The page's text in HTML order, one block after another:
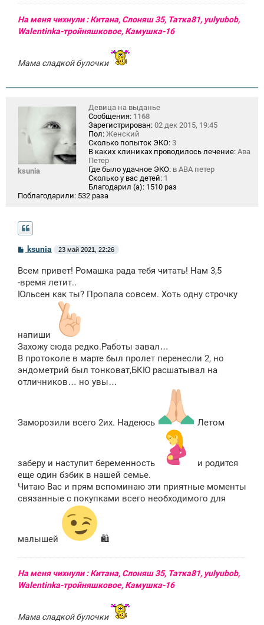
На меня чихнули : Китана, Слоняш 35, Татка81, yulyubob,
Walentinka-тройняшковое, Камушка-16
Мама сладкой булочки
ksunia
Девица на выданье
Сообщения: 1168
Зарегистрирован: 02 дек 2015, 19:45
Пол: Женский
Сколько попыток ЭКО: 3
В каких клиниках проводилось лечение: Ава
Петер
Где было удачное ЭКО: в АВА петер
Сколько у вас детей: 1
Благодарил (а): 1510 раз
Поблагодарили: 532 раза
С
о
б
щ
е
н
ksunia 23 май 2021, 22:26
Всем привет! Ромашка рада тебя читать! Нам 3,5
-время летит..
Юльсен как ты? Пропала совсем. Хоть одну строчку
напиши
Захожу сюда редко.Работы завал…
В протоколе в марте был пролет перенесли 2, но
эндометрий был тонковат,БКЮ расшатывал на
отличников… но увы…
Заморозили всего 2их. Надеюсь Летом
заберу и наступит беременность
и родится
еще один бэбик в нашей семье.
Читаю Вас и прям вспоминаю эти приятные моменты
связанные с покупками всего необходимого для
малышей 🛍
На меня чихнули : Китана, Слоняш 35, Татка81, yulyubob,
Walentinka-тройняшковое, Камушка-16
Мама сладкой булочки